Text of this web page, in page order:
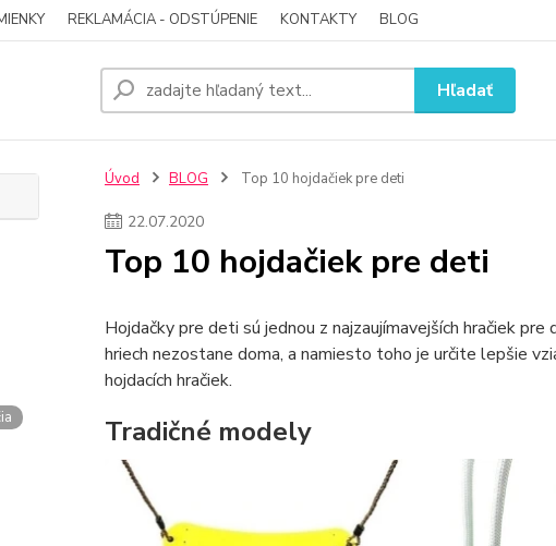
REKLAMÁCIA - ODSTÚPENIE KONTAKTY BLOG
Hľadať
Úvod BLOG Top 10 hojdačiek pre deti
22.07.2020
Top 10 hojdačiek pre deti
Hojdačky pre deti sú jednou z najzaujímavejších hračiek
hriech nezostane doma, a namiesto toho je určite lepšie
hojdacích hračiek.
Tradičné modely